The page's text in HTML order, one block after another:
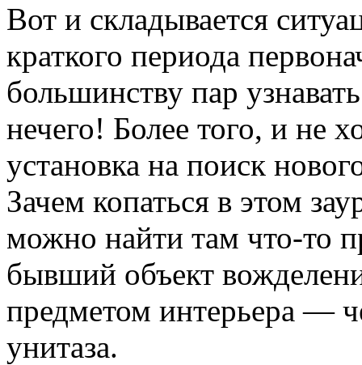
Вот и складывается
краткого периода
большинству пар
нечего! Более того, и не
установка на поиск
Зачем копаться в этом
можно найти там что-то
бывший объект
предметом интерьера —
унитаза.